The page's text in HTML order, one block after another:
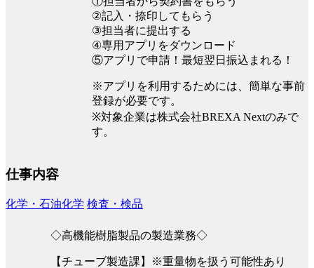
②記入・捺印してもらう
③担当者に提出する
④専用アプリをダウンロード
⑤アプリで申請！最短翌日振込まれる！
※アプリを利用するためには、簡単な事前
登録が必要です。
※対象企業は株式会社BREXA Nextのみで
す。
仕事内容
化学・石油化学 検査・検品
◇高機能樹脂製品の製造業務◇
【チューブ製造課】※重量物を扱う可能性あり